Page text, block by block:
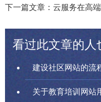
下一篇文章：云服务在高
看过此文章的人
建设社区网站的流
关于教育培训网站